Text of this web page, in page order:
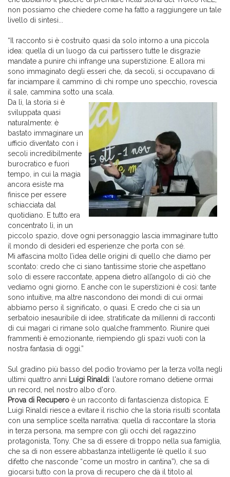
non possiamo che chiedere come ha fatto a raggiungere un tale
livello di sintesi...
“Il racconto si è costruito quasi da solo intorno a una piccola
idea: quella di un luogo da cui partissero tutte le disgrazie
mandate a punire chi infrange una superstizione. E allora mi
sono immaginato degli esseri che, da secoli, si occupavano di
far inciampare il cammino di chi rompe uno specchio, rovescia
il sale, cammina sotto una scala.
Da lì, la storia si è
sviluppata quasi
naturalmente: è
bastato immaginare un
ufficio diventato con i
secoli incredibilmente
burocratico e fuori
tempo, in cui la magia
ancora esiste ma
finisce per essere
schiacciata dal
quotidiano. E tutto era
concentrato lì, in un
piccolo spazio, dove ogni personaggio lascia immaginare tutto
il mondo di desideri ed esperienze che porta con sé.
Mi affascina molto l’idea delle origini di quello che diamo per
scontato: credo che ci siano tantissime storie che aspettano
solo di essere raccontate, appena dietro all’angolo di ciò che
vediamo ogni giorno. E anche con le superstizioni è così: tante
sono intuitive, ma altre nascondono dei mondi di cui ormai
abbiamo perso il significato, o quasi. E credo che ci sia un
serbatoio inesauribile di idee, stratificate da millenni di racconti
di cui magari ci rimane solo qualche frammento. Riunire quei
frammenti è emozionante, riempiendo gli spazi vuoti con la
nostra fantasia di oggi.”
Sul gradino più basso del podio troviamo per la terza volta negli
ultimi quattro anni Luigi Rinaldi: l'autore romano detiene ormai
un record, nel nostro albo d'oro.
Prova di Recupero è un racconto di fantascienza distopica. E
Luigi Rinaldi riesce a evitare il rischio che la storia risulti scontata
con una semplice scelta narrativa: quella di raccontare la storia
in terza persona, ma sempre con gli occhi del ragazzino
protagonista, Tony. Che sa di essere di troppo nella sua famiglia,
che sa di non essere abbastanza intelligente (è quello il suo
difetto che nasconde “come un mostro in cantina”), che sa di
giocarsi tutto con la prova di recupero che dà il titolo al